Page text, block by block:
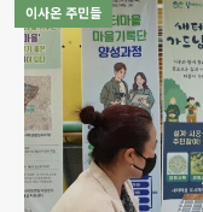
이사온 주민들